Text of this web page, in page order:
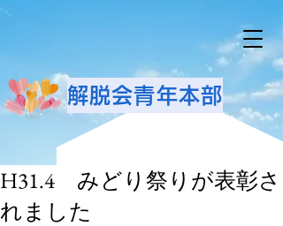
解脱会青年本部
H31.4 みどり祭りが表彰さ
れました